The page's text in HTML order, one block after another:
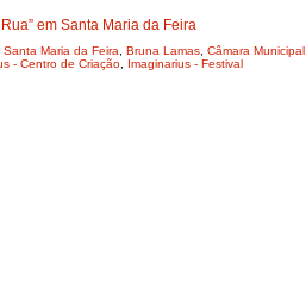
em Santa Maria da Feira
Maria da Feira Bruna Lamas Câmara Municipal
- Centro de Criação
Imaginarius - Festival